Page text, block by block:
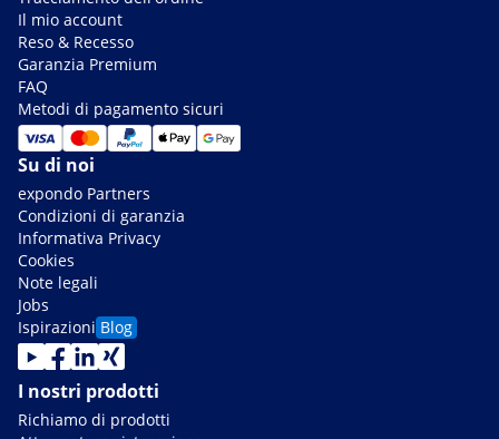
Il mio account
Reso & Recesso
Garanzia Premium
FAQ
Metodi di pagamento sicuri
Su di noi
expondo Partners
Condizioni di garanzia
Informativa Privacy
Cookies
Note legali
Jobs
Ispirazioni Blog
I nostri prodotti
Richiamo di prodotti